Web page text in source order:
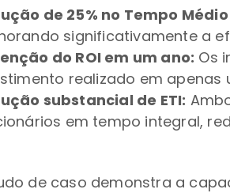
de 25% no Tempo
significativamente a
do ROI em um ano: Os
realizado em apenas
substancial de ETI:
em tempo integral,
de caso demonstra a